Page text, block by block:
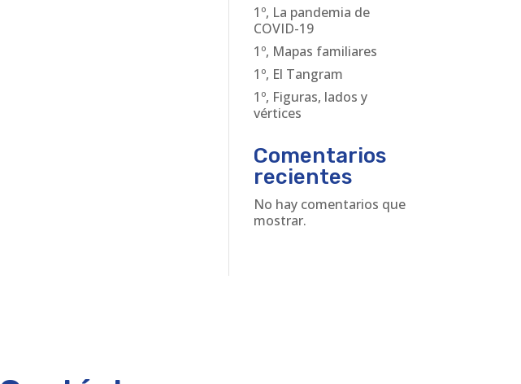
1º, La pandemia de
COVID-19
1º, Mapas familiares
1º, El Tangram
1º, Figuras, lados y
vértices
Comentarios
recientes
No hay comentarios que
mostrar.